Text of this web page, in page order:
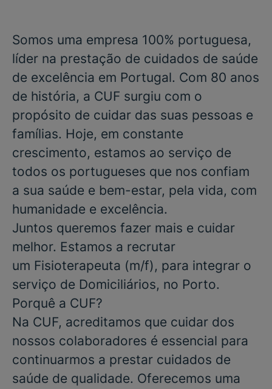
Somos uma empresa 100% portuguesa,
líder na prestação de cuidados de saúde
de excelência em Portugal. Com 80 anos
de história, a CUF surgiu com o
propósito de cuidar das suas pessoas e
famílias. Hoje, em constante
crescimento, estamos ao serviço de
todos os portugueses que nos confiam
a sua saúde e bem-estar, pela vida, com
humanidade e excelência.
Juntos queremos fazer mais e cuidar
melhor. Estamos a recrutar
um Fisioterapeuta (m/f), para integrar o
serviço de Domiciliários, no Porto.
Porquê a CUF?
Na CUF, acreditamos que cuidar dos
nossos colaboradores é essencial para
continuarmos a prestar cuidados de
saúde de qualidade. Oferecemos uma